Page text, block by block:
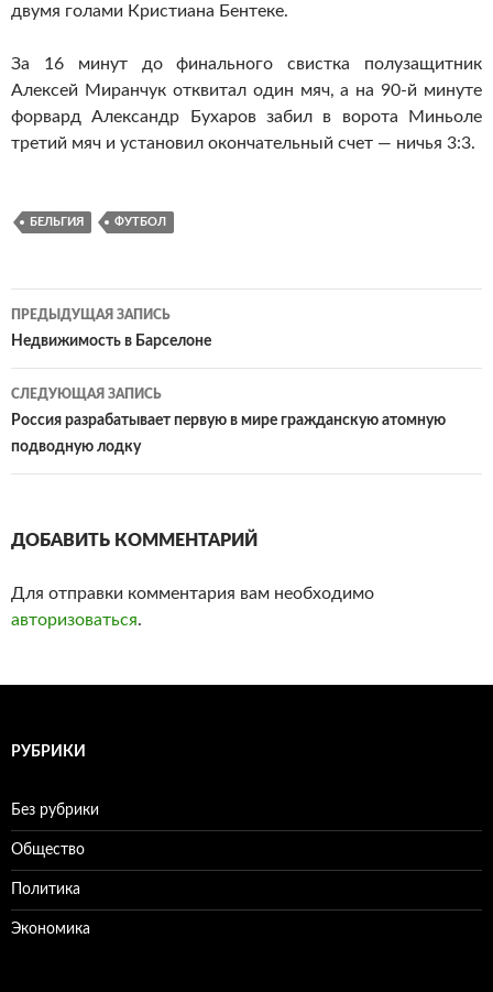
двумя голами Кристиана Бентеке.
За 16 минут до финального свистка полузащитник
Алексей Миранчук отквитал один мяч, а на 90-й минуте
форвард Александр Бухаров забил в ворота Миньоле
третий мяч и установил окончательный счет — ничья 3:3.
БЕЛЬГИЯ ФУТБОЛ
Навигация
по
записям
ПРЕДЫДУЩАЯ ЗАПИСЬ
Недвижимость в Барселоне
СЛЕДУЮЩАЯ ЗАПИСЬ
Россия разрабатывает первую в мире гражданскую атомную
подводную лодку
ДОБАВИТЬ КОММЕНТАРИЙ
Для отправки комментария вам необходимо
авторизоваться.
РУБРИКИ
Без рубрики
Общество
Политика
Экономика